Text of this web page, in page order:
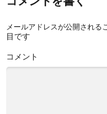
メールアドレスが公開される
目です
コメント